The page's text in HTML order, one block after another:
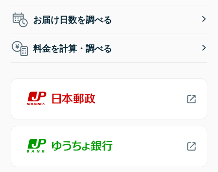
お届け日数を調べる
料金を計算・調べる